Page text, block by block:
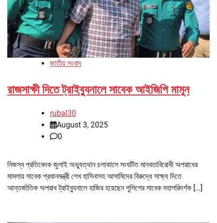
জাতীয় সংবাদ
রাজসাক্ষী দিতে ট্রাইব্যুনালে সাবেক আইজিপি মামুন
rubal30
August 3, 2025
0
নিজস্ব প্রতিবেদক জুলাই অভ্যুত্থান চলাকালে সংঘটিত মানবতাবিরোধী অপরাধের
মামলায় সাবেক প্রধানমন্ত্রী শেখ হাসিনাসহ আসামিদের বিরুদ্ধে সাক্ষ্য দিতে
আন্তর্জাতিক অপরাধ ট্রাইব্যুনালে হাজির হয়েছেন পুলিশের সাবেক মহাপরিদর্শক […]